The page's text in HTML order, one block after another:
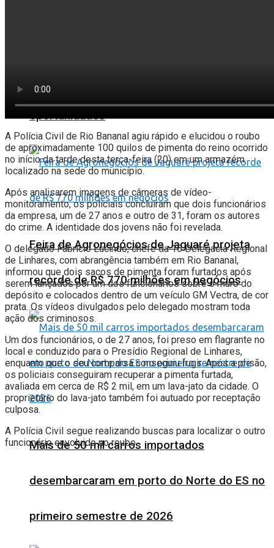
oportunidades
Feira de Agronegócios de Jaguaré projeta
recorde de R$ 770 milhões em negócios
Mais de 50 mil carros importados
desembarcaram em porto do Norte do ES no
primeiro semestre de 2026
A Polícia Civil de Rio Bananal agiu rápido e elucidou o roubo
de aproximadamente 100 quilos de pimenta do reino ocorrido
no início da tarde desta terça-feira (20) em um armazém
localizado na sede do município.
Após analisarem imagens de câmeras de vídeo-
monitoramento, os policiais concluíram que dois funcionários
da empresa, um de 27 anos e outro de 31, foram os autores
do crime. A identidade dos jovens não foi revelada.
O delegado Fabrício Lucindo, chefe da 16 Delegacia Regional
de Linhares, com abrangência também em Rio Bananal,
informou que dois sacos de pimenta foram furtados após
serem lançados por um dos funcionários sobre o muro do
depósito e colocados dentro de um veículo GM Vectra, de cor
prata. Os vídeos divulgados pelo delegado mostram toda
ação dos criminosos.
Um dos funcionários, o de 27 anos, foi preso em flagrante no
local e conduzido para o Presídio Regional de Linhares,
enquanto que o seu comparsa conseguiu fugir. Após a prisão,
os policiais conseguiram recuperar a pimenta furtada,
avaliada em cerca de R$ 2 mil, em um lava-jato da cidade. O
proprietário do lava-jato também foi autuado por receptação
culposa.
A Polícia Civil segue realizando buscas para localizar o outro
funcionário envolvido no roubo.